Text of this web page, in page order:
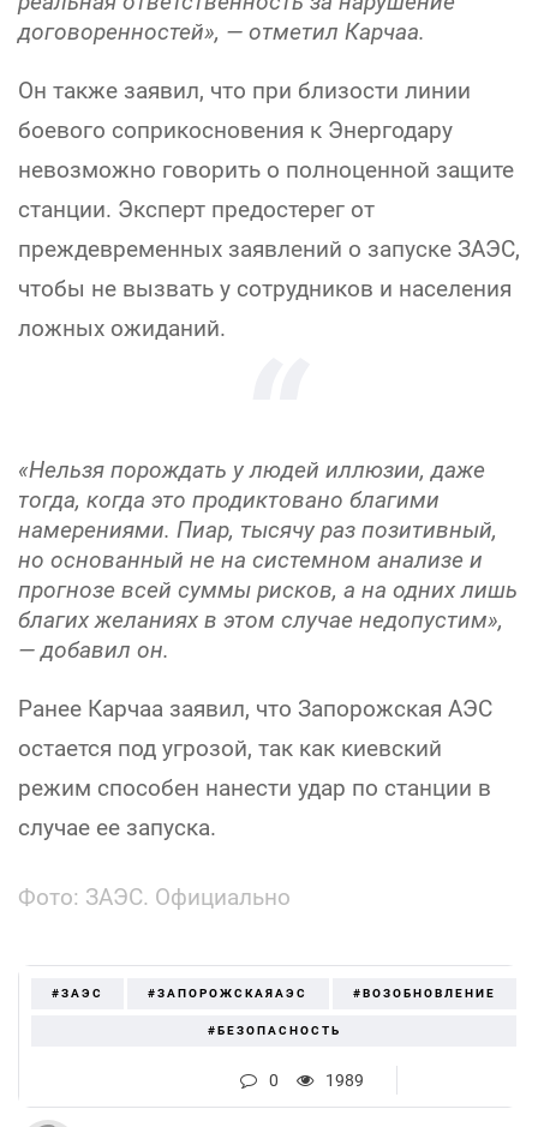
договоренностей», — отметил Карчаа.
Он также заявил, что при близости линии
боевого соприкосновения к Энергодару
невозможно говорить о полноценной защите
станции. Эксперт предостерег от
преждевременных заявлений о запуске ЗАЭС,
чтобы не вызвать у сотрудников и населения
ложных ожиданий.
«Нельзя порождать у людей иллюзии, даже
тогда, когда это продиктовано благими
намерениями. Пиар, тысячу раз позитивный,
но основанный не на системном анализе и
прогнозе всей суммы рисков, а на одних лишь
благих желаниях в этом случае недопустим»,
— добавил он.
Ранее Карчаа заявил, что Запорожская АЭС
остается под угрозой, так как киевский
режим способен нанести удар по станции в
случае ее запуска.
Фото: ЗАЭС. Официально
#ЗАЭС #ЗАПОРОЖСКАЯАЭС #ВОЗОБНОВЛЕНИЕ
#БЕЗОПАСНОСТЬ
0 1989